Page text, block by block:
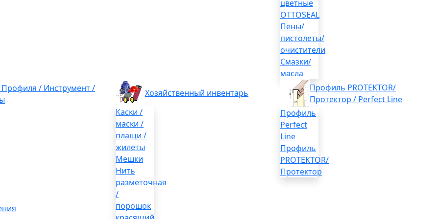
цветные
OTTOSEAL
Пены/
пистолеты/
очистители
Смазки/
масла
Профиля / Инструмент /
Хозяйственный инвентарь
Каски /
маски /
плащи /
жилеты
Мешки
Нить
разметочная
/
порошок
Профиль PROTEKTOR/
Протектор / Perfect Line
Профиль
Perfect
Line
Профиль
PROTEKTOR/
Протектор